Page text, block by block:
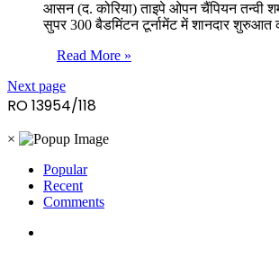
आसन (द. कोरिया) ताइपे ओपन चैंपियन तन्वी
सुपर 300 बैडमिंटन टूर्नामेंट में शानदार
Read More »
Next page
RO 13954/118
×
Popular
Recent
Comments